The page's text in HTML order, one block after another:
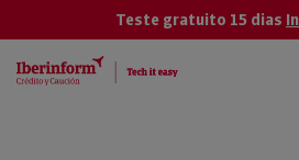
Teste gratuito 15 dias